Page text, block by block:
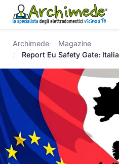
Archimede
Magazine
Report Eu Safety Gate: